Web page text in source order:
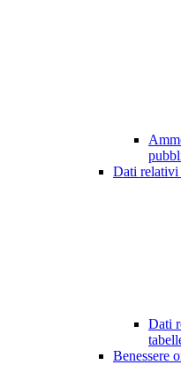
Dati relativi
Dati
Benessere